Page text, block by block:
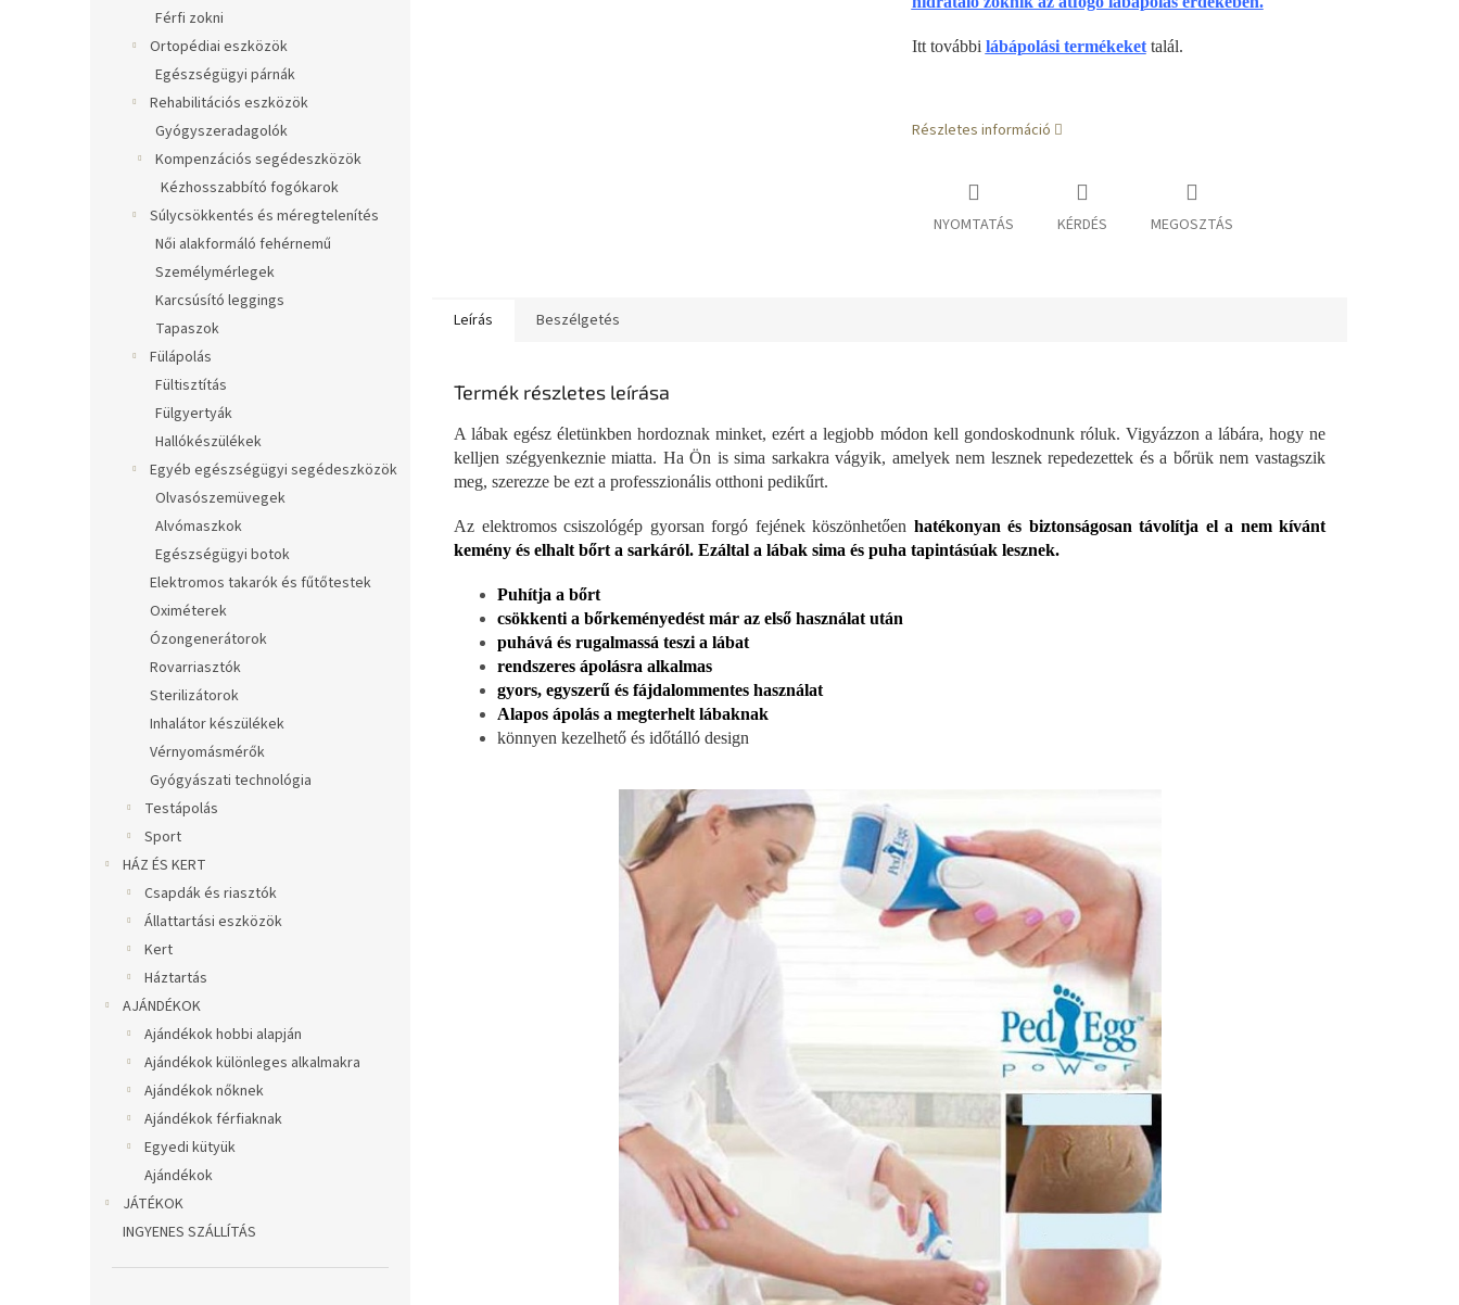
Férfi zokni
Ortopédiai eszközök
Egészségügyi párnák
Rehabilitációs eszközök
Gyógyszeradagolók
Kompenzációs segédeszközök
Kézhosszabbító fogókarok
Súlycsökkentés és méregtelenítés
Női alakformáló fehérnemű
Személymérlegek
Karcsúsító leggings
Tapaszok
Fülápolás
Fültisztítás
Fülgyertyák
Hallókészülékek
Egyéb egészségügyi segédeszközök
Olvasószemüvegek
Alvómaszkok
Egészségügyi botok
Elektromos takarók és fűtőtestek
Oximéterek
Ózongenerátorok
Rovarriasztók
Sterilizátorok
Inhalátor készülékek
Vérnyomásmérők
Gyógyászati technológia
Testápolás
Sport
HÁZ ÉS KERT
Csapdák és riasztók
Állattartási eszközök
Kert
Háztartás
AJÁNDÉKOK
Ajándékok hobbi alapján
Ajándékok különleges alkalmakra
Ajándékok nőknek
Ajándékok férfiaknak
Egyedi kütyük
Ajándékok
JÁTÉKOK
INGYENES SZÁLLÍTÁS
Itt további lábápolási termékekettalál.
Részletes információ
NYOMTATÁS KÉRDÉS MEGOSZTÁS
Leírás Beszélgetés
Termék részletes leírása
A lábak egész életünkben hordoznak minket, ezért a legjobb módon kell gondoskodnunk róluk. Vigyázzon a lábára, hogy ne
kelljen szégyenkeznie miatta. Ha Ön is sima sarkakra vágyik, amelyek nem lesznek repedezettek és a bőrük nem vastagszik
meg, szerezze be ezt a professzionális otthoni pedikűrt.
Az elektromos csiszológép gyorsan forgó fejének köszönhetően hatékonyan és biztonságosan távolítja el a nem kívánt
kemény és elhalt bőrt a sarkáról. Ezáltal a lábak sima és puha tapintásúak lesznek.
Puhítja a bőrt
csökkenti a bőrkeményedést már az első használat után
puhává és rugalmassá teszi a lábat
rendszeres ápolásra alkalmas
gyors, egyszerű és fájdalommentes használat
Alapos ápolás a megterhelt lábaknak
könnyen kezelhető és időtálló design